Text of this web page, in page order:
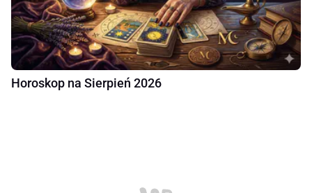
Horoskop na Sierpień 2026